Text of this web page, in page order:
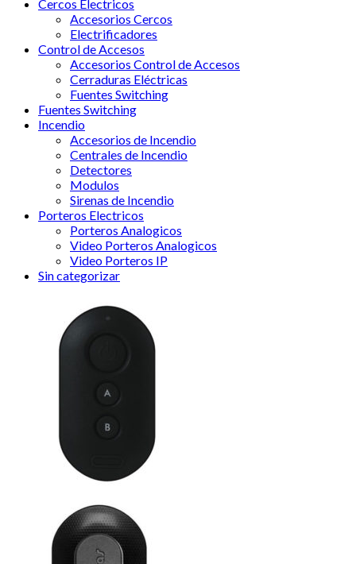
Cercos Electricos
Accesorios Cercos
Electrificadores
Control de Accesos
Accesorios Control de Accesos
Cerraduras Eléctricas
Fuentes Switching
Fuentes Switching
Incendio
Accesorios de Incendio
Centrales de Incendio
Detectores
Modulos
Sirenas de Incendio
Porteros Electricos
Porteros Analogicos
Video Porteros Analogicos
Video Porteros IP
Sin categorizar